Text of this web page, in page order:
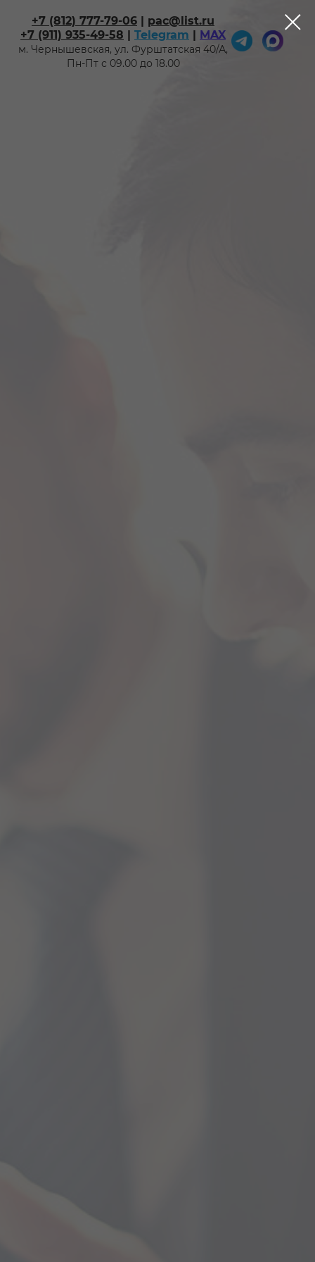
+7 (812) 777-79-06 | pac@list.ru
+7 (911) 935-49-58 | Telegram | MAX
м. Чернышевская, ул. Фурштатская 40/А,
Пн-Пт с 09.00 до 18.00